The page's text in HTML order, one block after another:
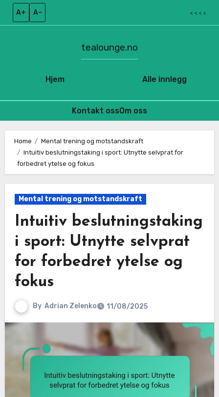
A+ A– < < < <
Hjem
tealounge.no
Alle innlegg
Kontakt ossOm oss
content
Home
Mental trening og motstandskraft
Intuitiv beslutningstaking i sport: Utnytte selvprat for
forbedret ytelse og fokus
Mental trening og motstandskraft
Intuitiv beslutningstaking
i sport: Utnytte selvprat
for forbedret ytelse og
fokus
By Adrian Zelenko 11/08/2025